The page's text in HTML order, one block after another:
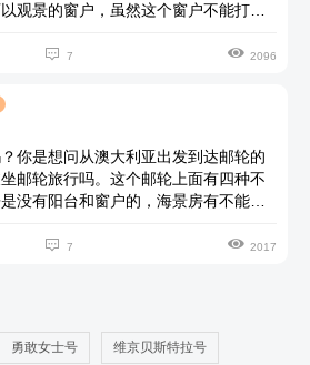
观景的窗户，虽然这个窗户不能打开
人数相同的情况内舱房的价格是很喜
 7  2096
你是想问从澳大利亚出发到达邮轮的
邮轮旅行吗。这个邮轮上面有四种不
没有阳台和窗户的，海景房有不能打
这些房间的具体差价建议通过美亚邮
 7  2017
勇敢女士号 维京贝斯特拉号